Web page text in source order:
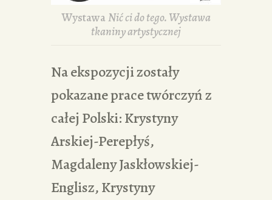
WystawaNić ci do tego. Wystawa
tkaniny artystycznej
Na ekspozycji zostały
pokazane prace twórczyń z
całej Polski: Krystyny
Arskiej-Perepłyś,
Magdaleny Jaskłowskiej-
Englisz, Krystyny